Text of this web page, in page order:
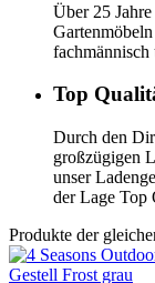
Über 25
Top
Durch den
großzügigen
unser
der Lage Top
Produkte der